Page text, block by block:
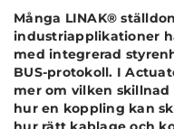
Många LINAK®
industriapplikationer
med integrerad
BUS-protokoll. I
mer om vilken
hur en koppling kan